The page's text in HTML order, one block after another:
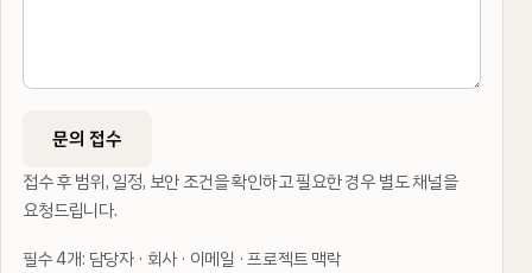
문의 접수
접수 후 범위, 일정, 보안 조건을 확인하고 필요한 경우 별도 채널을
요청드립니다.
필수 4개: 담당자 · 회사 · 이메일 · 프로젝트 맥락